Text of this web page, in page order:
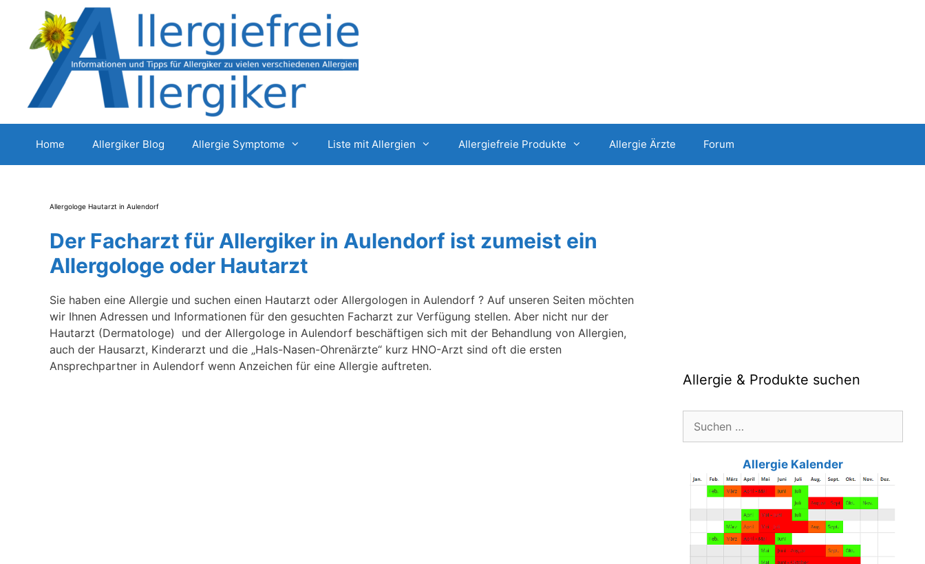
springen
Home Allergiker Blog Allergie Symptome Liste mit Allergien Allergiefreie Produkte Allergie Ärzte Forum
Allergologe Hautarzt in Aulendorf
Der Facharzt für Allergiker in Aulendorf ist zumeist ein
Allergologe oder Hautarzt
Sie haben eine Allergie und suchen einen Hautarzt oder Allergologen in Aulendorf ? Auf unseren Seiten möchten
wir Ihnen Adressen und Informationen für den gesuchten Facharzt zur Verfügung stellen. Aber nicht nur der
Hautarzt (Dermatologe) und der Allergologe in Aulendorf beschäftigen sich mit der Behandlung von Allergien,
auch der Hausarzt, Kinderarzt und die „Hals-Nasen-Ohrenärzte“ kurz HNO-Arzt sind oft die ersten
Ansprechpartner in Aulendorf wenn Anzeichen für eine Allergie auftreten.
Allergie & Produkte suchen
Allergie Kalender